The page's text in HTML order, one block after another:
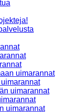
uimarannat
uimarannat
uimarannat